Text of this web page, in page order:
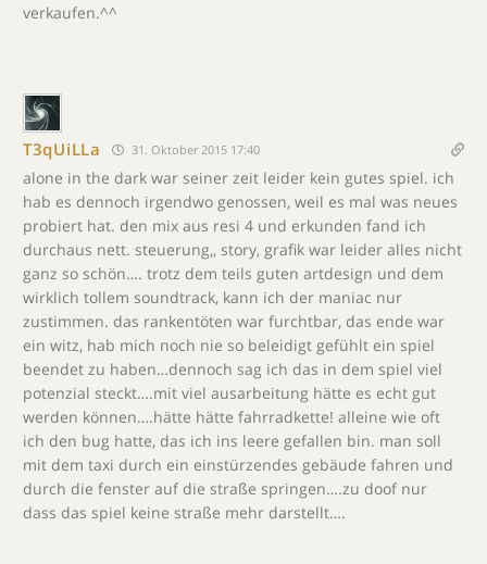
verkaufen.^^
T3qUiLLa 31. Oktober 2015 17:40
alone in the dark war seiner zeit leider kein gutes spiel. ich
hab es dennoch irgendwo genossen, weil es mal was neues
probiert hat. den mix aus resi 4 und erkunden fand ich
durchaus nett. steuerung,, story, grafik war leider alles nicht
ganz so schön…. trotz dem teils guten artdesign und dem
wirklich tollem soundtrack, kann ich der maniac nur
zustimmen. das rankentöten war furchtbar, das ende war
ein witz, hab mich noch nie so beleidigt gefühlt ein spiel
beendet zu haben…dennoch sag ich das in dem spiel viel
potenzial steckt….mit viel ausarbeitung hätte es echt gut
werden können….hätte hätte fahrradkette! alleine wie oft
ich den bug hatte, das ich ins leere gefallen bin. man soll
mit dem taxi durch ein einstürzendes gebäude fahren und
durch die fenster auf die straße springen….zu doof nur
dass das spiel keine straße mehr darstellt….